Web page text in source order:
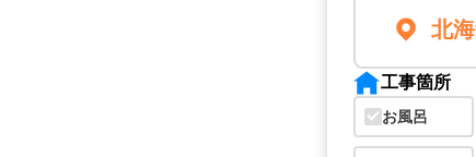
北
工事箇所
お風呂